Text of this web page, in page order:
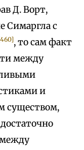
Д. Ворт,
Симаргла с
, то сам факт
между
и
существом,
между